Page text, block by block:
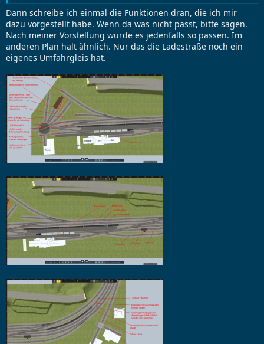
Dann schreibe ich einmal die Funktionen dran, die ich mir
dazu vorgestellt habe. Wenn da was nicht passt, bitte sagen.
Nach meiner Vorstellung würde es jedenfalls so passen. Im
anderen Plan halt ähnlich. Nur das die Ladestraße noch ein
eigenes Umfahrgleis hat.